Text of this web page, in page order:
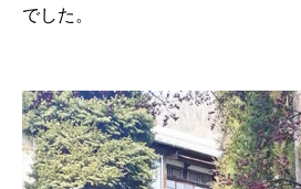
でした。